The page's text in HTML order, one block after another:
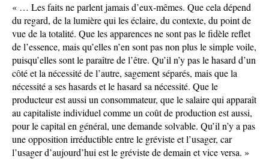
« … Les faits ne parlent jamais d’eux-mêmes. Que cela dépend
du regard, de la lumière qui les éclaire, du contexte, du point de
vue de la totalité. Que les apparences ne sont pas le fidèle reflet
de l’essence, mais qu’elles n’en sont pas non plus le simple voile,
puisqu’elles sont le paraître de l’être. Qu’il n’y pas le hasard d’un
côté et la nécessité de l’autre, sagement séparés, mais que la
nécessité a ses hasards et le hasard sa nécessité. Que le
producteur est aussi un consommateur, que le salaire qui apparaît
au capitaliste individuel comme un coût de production est aussi,
pour le capital en général, une demande solvable. Qu’il n’y a pas
une opposition irréductible entre le gréviste et l’usager, car
l’usager d’aujourd’hui est le gréviste de demain et vice versa. »